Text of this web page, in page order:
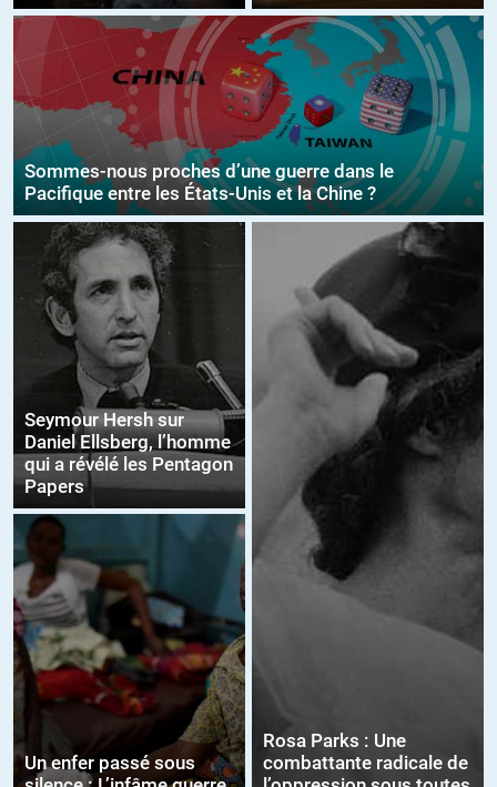
Sommes-nous proches d’une guerre dans le
Pacifique entre les États-Unis et la Chine ?
Seymour Hersh sur
Daniel Ellsberg, l’homme
qui a révélé les Pentagon
Papers
Un enfer passé sous
Rosa Parks : Une
combattante radicale de